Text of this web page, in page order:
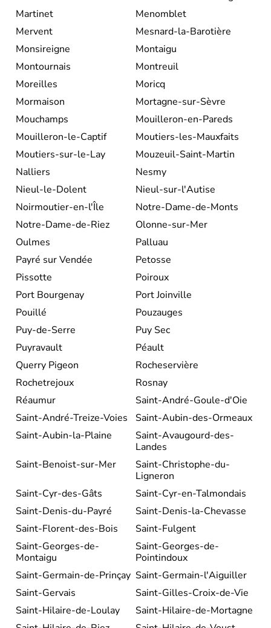
Martinet
Menomblet
Mervent
Mesnard-la-Barotière
Monsireigne
Montaigu
Montournais
Montreuil
Moreilles
Moricq
Mormaison
Mortagne-sur-Sèvre
Mouchamps
Mouilleron-en-Pareds
Mouilleron-le-Captif
Moutiers-les-Mauxfaits
Moutiers-sur-le-Lay
Mouzeuil-Saint-Martin
Nalliers
Nesmy
Nieul-le-Dolent
Nieul-sur-l'Autise
Noirmoutier-en-l'Île
Notre-Dame-de-Monts
Notre-Dame-de-Riez
Olonne-sur-Mer
Oulmes
Palluau
Payré sur Vendée
Petosse
Pissotte
Poiroux
Port Bourgenay
Port Joinville
Pouillé
Pouzauges
Puy-de-Serre
Puy Sec
Puyravault
Péault
Querry Pigeon
Rocheservière
Rochetrejoux
Rosnay
Réaumur
Saint-André-Goule-d'Oie
Saint-André-Treize-Voies
Saint-Aubin-des-Ormeaux
Saint-Aubin-la-Plaine
Saint-Avaugourd-des-
Landes
Saint-Benoist-sur-Mer
Saint-Christophe-du-
Ligneron
Saint-Cyr-des-Gâts
Saint-Cyr-en-Talmondais
Saint-Denis-du-Payré
Saint-Denis-la-Chevasse
Saint-Florent-des-Bois
Saint-Fulgent
Saint-Georges-de-
Montaigu
Saint-Georges-de-
Pointindoux
Saint-Germain-de-Prinçay Saint-Germain-l'Aiguiller
Saint-Gervais
Saint-Gilles-Croix-de-Vie
Saint-Hilaire-de-Loulay
Saint-Hilaire-de-Mortagne